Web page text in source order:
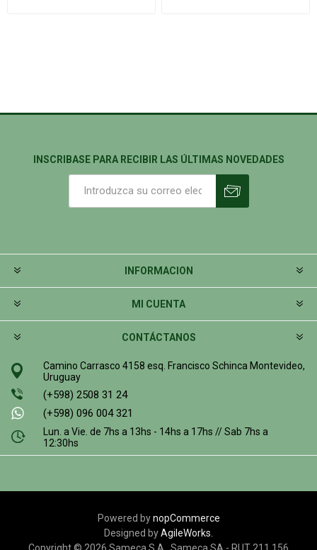
INSCRIBASE PARA RECIBIR LAS ÚLTIMAS NOVEDADES
INFORMACION
MI CUENTA
CONTÁCTANOS
Camino Carrasco 4158 esq. Francisco Schinca Montevideo,
Uruguay
(+598) 2508 31 24
(+598) 096 004 321
Lun. a Vie. de 7hs a 13hs - 14hs a 17hs // Sab 7hs a
12:30hs
Powered bynopCommerce
Designed byAgileWorks.
Copyright © 2026 Sameca S.A.. Sameca SA - RUT 211 156